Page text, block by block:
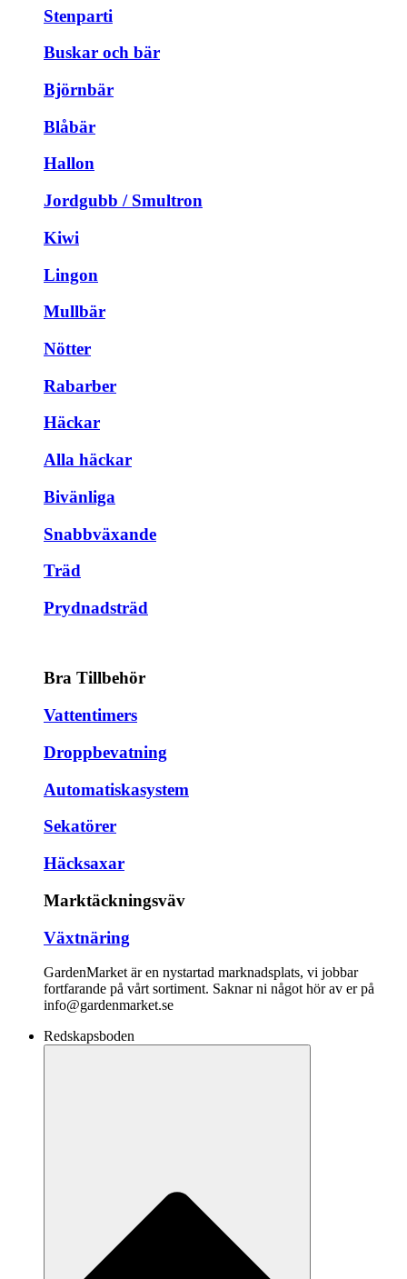
Stenparti
Buskar och bär
Björnbär
Blåbär
Hallon
Jordgubb / Smultron
Kiwi
Lingon
Mullbär
Nötter
Rabarber
Häckar
Alla häckar
Bivänliga
Snabbväxande
Träd
Prydnadsträd
Bra Tillbehör
Vattentimers
Droppbevatning
Automatiskasystem
Sekatörer
Häcksaxar
Marktäckningsväv
Växtnäring
GardenMarket är en nystartad marknadsplats, vi jobbar
fortfarande på vårt sortiment. Saknar ni något hör av er på
info@gardenmarket.se
Redskapsboden